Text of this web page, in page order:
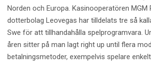
Norden och Europa. Kasinooperatören MGM
dotterbolag Leovegas har tilldelats tre så
Swe för att tillhandahålla spelprogramvara.
åren sitter på man lagt right up until flera
betalningsmetoder, exempelvis spelare